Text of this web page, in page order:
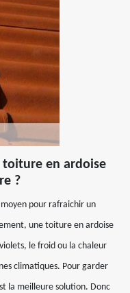
toiture en ardoise
?
pour rafraichir un
une toiture en ardoise
le froid ou la chaleur
climatiques. Pour garder
la meilleure solution. Donc